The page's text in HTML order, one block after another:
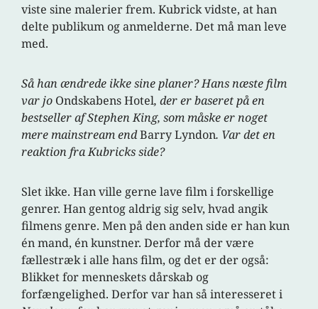
viste sine malerier frem. Kubrick vidste, at han
delte publikum og anmelderne. Det må man leve
med.
Så han ændrede ikke sine planer? Hans næste film
var jo Ondskabens Hotel, der er baseret på en
bestseller af Stephen King, som måske er noget
mere mainstream endBarry Lyndon. Var det en
reaktion fra Kubricks side?
Slet ikke. Han ville gerne lave film i forskellige
genrer. Han gentog aldrig sig selv, hvad angik
filmens genre. Men på den anden side er han kun
én mand, én kunstner. Derfor må der være
fællestræk i alle hans film, og det er der også:
Blikket for menneskets dårskab og
forfængelighed. Derfor var han så interesseret i